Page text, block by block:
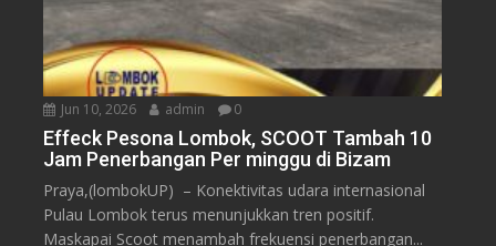
Jun 10, 2026 admin 0
Effeck Pesona Lombok, SCOOT Tambah 10
Jam Penerbangan Per minggu di Bizam
Praya,(lombokUP) – Konektivitas udara internasional
Pulau Lombok terus menunjukkan tren positif.
Maskapai Scoot menambah frekuensi penerbangan...